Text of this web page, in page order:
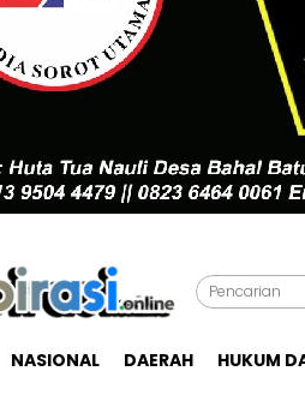
NASIONAL DAERAH HUKUM